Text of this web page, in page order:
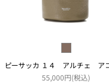
55,000円(税込)